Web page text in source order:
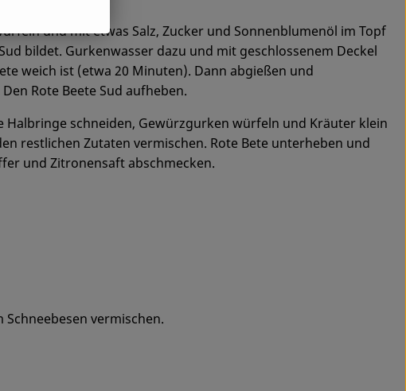
und mit etwas Salz, Zucker und Sonnenblumenöl im Topf
bildet. Gurkenwasser dazu und mit geschlossenem Deckel
weich ist (etwa 20 Minuten). Dann abgießen und
Rote Beete Sud aufheben.
Halbringe schneiden, Gewürzgurken würfeln und Kräuter klein
restlichen Zutaten vermischen. Rote Bete unterheben und
und Zitronensaft abschmecken.
vermischen.